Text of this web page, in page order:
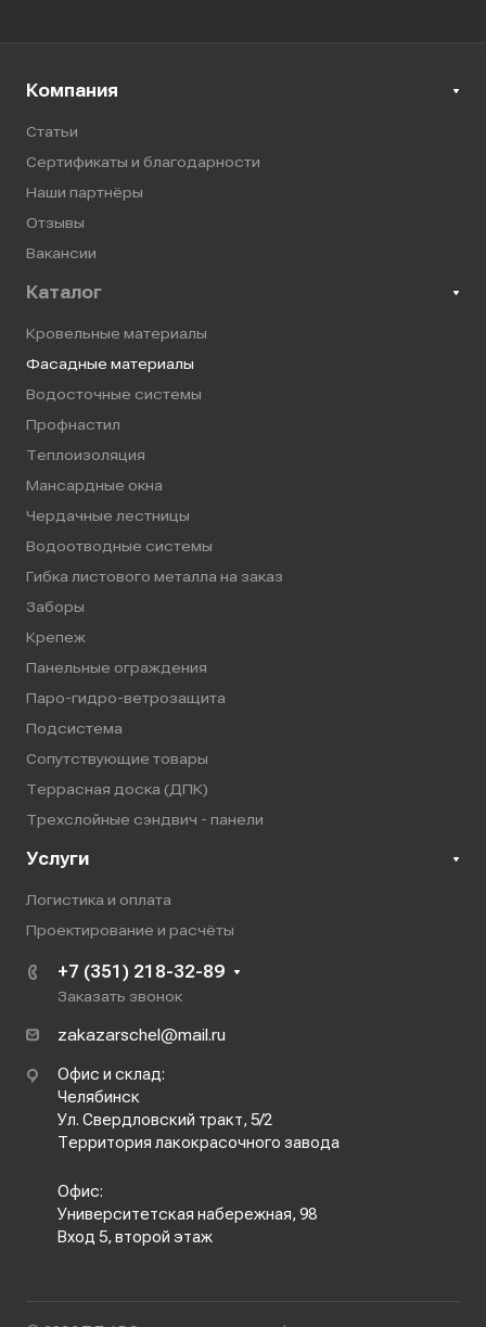
Компания
Статьи
Сертификаты и благодарности
Наши партнёры
Отзывы
Вакансии
Каталог
Кровельные материалы
Фасадные материалы
Водосточные системы
Профнастил
Теплоизоляция
Мансардные окна
Чердачные лестницы
Водоотводные системы
Гибка листового металла на заказ
Заборы
Крепеж
Панельные ограждения
Паро-гидро-ветрозащита
Подсистема
Сопутствующие товары
Террасная доска (ДПК)
Трехслойные сэндвич - панели
Услуги
Логистика и оплата
Проектирование и расчёты
+7 (351) 218-32-89
Заказать звонок
zakazarschel@mail.ru
Офис и склад:
Челябинск
Ул. Свердловский тракт, 5/2
Территория лакокрасочного завода
Офис:
Университетская набережная, 98
Вход 5, второй этаж